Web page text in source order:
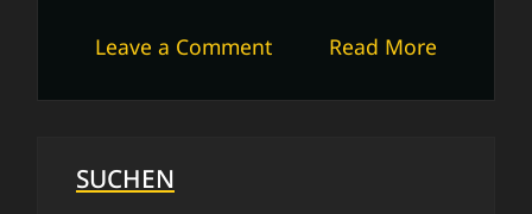
Read More
Leave a Commenton
erfolgreich
SUCHEN